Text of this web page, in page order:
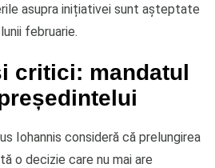
asupra inițiativei sunt așteptate
februarie.
critici: mandatul
Iohannis consideră că prelungirea
o decizie care nu mai are